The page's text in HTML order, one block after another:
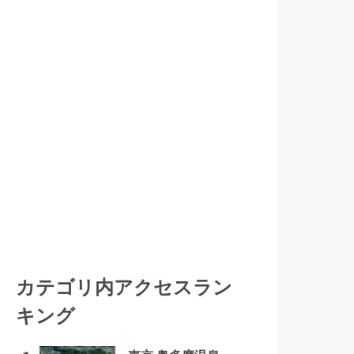
カテゴリ内アクセスラン
キング